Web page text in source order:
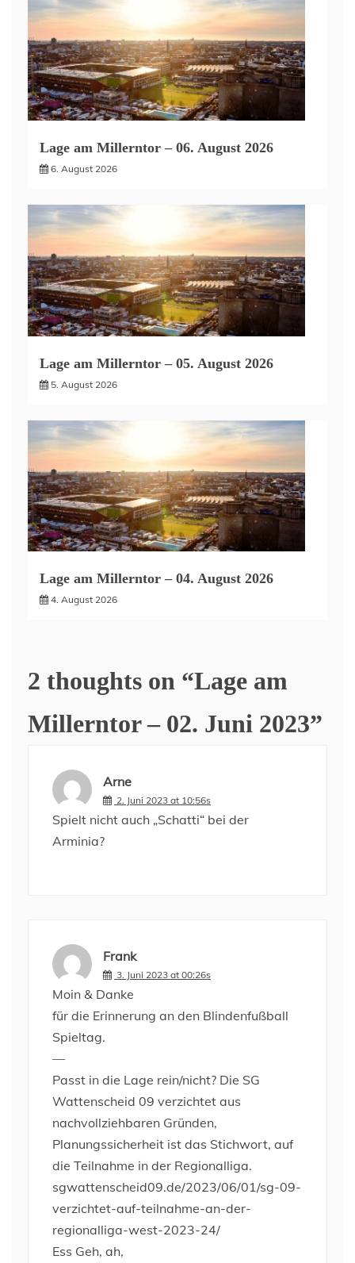
Lage am Millerntor – 06. August 2026
6. August 2026
Lage am Millerntor – 05. August 2026
5. August 2026
Lage am Millerntor – 04. August 2026
4. August 2026
2 thoughts on “Lage am
Millerntor – 02. Juni 2023”
Arne
2. Juni 2023 at 10:56s
Spielt nicht auch „Schatti“ bei der
Arminia?
Frank
3. Juni 2023 at 00:26s
Moin & Danke
für die Erinnerung an den Blindenfußball
Spieltag.
—
Passt in die Lage rein/nicht? Die SG
Wattenscheid 09 verzichtet aus
nachvollziehbaren Gründen,
Planungssicherheit ist das Stichwort, auf
die Teilnahme in der Regionalliga.
sgwattenscheid09.de/2023/06/01/sg-09-
verzichtet-auf-teilnahme-an-der-
regionalliga-west-2023-24/
Ess Geh, ah,